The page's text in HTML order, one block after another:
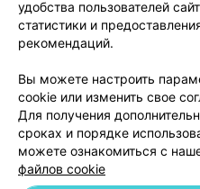
Написать
Обработка
удобства пользователей
статистики и
рекомендаций.
Вы можете настроить
cookie или изменить свое
Для получения
сроках и порядке
можете ознакомиться с
файлов cookie